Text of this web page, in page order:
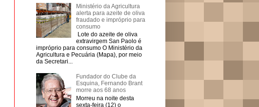
Ministério da Agricultura
alerta para azeite de oliva
fraudado e impróprio para
consumo
Lote do azeite de oliva
extravirgem San Paolo é
impróprio para consumo O Ministério da
Agricultura e Pecuária (Mapa), por meio
da Secretari...
Fundador do Clube da
Esquina, Fernando Brant
morre aos 68 anos
Morreu na noite desta
sexta-feira (12) o